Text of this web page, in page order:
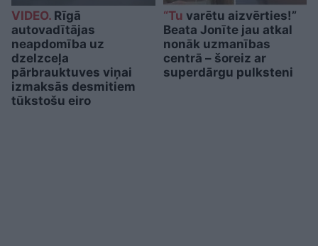
VIDEO. Rīgā
autovadītājas
neapdomība uz
dzelzceļa
pārbrauktuves viņai
izmaksās desmitiem
tūkstošu eiro
“Tu varētu aizvērties!”
Beata Jonīte jau atkal
nonāk uzmanības
centrā – šoreiz ar
superdārgu pulksteni